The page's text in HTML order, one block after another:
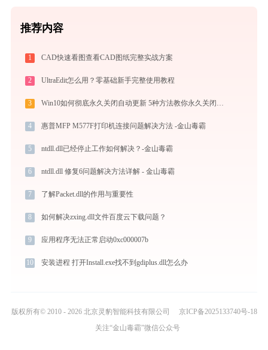
推荐内容
1 CAD快速看图查看CAD图纸完整实战方案
2 UltraEdit怎么用？零基础新手完整使用教程
3 Win10如何彻底永久关闭自动更新 5种方法教你永久关闭win10自动更新
4 惠普MFP M577F打印机连接问题解决方法 -金山毒霸
5 ntdll.dll已经停止工作如何解决？-金山毒霸
6 ntdll.dll 修复6问题解决方法详解 - 金山毒霸
7 了解Packet.dll的作用与重要性
8 如何解决zxing.dll文件百度云下载问题？
9 应用程序无法正常启动0xc000007b
10 安装进程 打开Install.exe找不到gdiplus.dll怎么办
版权所有© 2010 - 2026 北京灵豹智能科技有限公司
京ICP备2025133740号-18
关注“金山毒霸”微信公众号